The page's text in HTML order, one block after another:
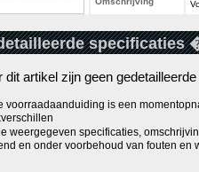
specificaties
dit artikel zijn geen
voorraadaanduiding is een
weergegeven specificaties,
en onder voorbehoud van fouten en